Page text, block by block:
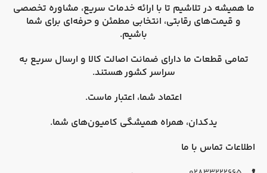
ما همیشه در تلاشیم تا با ارائه خدمات سریع، مشاوره تخصصی
و قیمت‌های رقابتی، انتخابی مطمئن و حرفه‌ای برای شما
باشیم.
تمامی قطعات ما دارای ضمانت اصالت کالا و ارسال سریع به
سراسر کشورهستند.
اعتماد شما، اعتبار ماست.
یدکدان، همراه همیشگی کامیون‌های شما.
اطلاعات تماس با ما